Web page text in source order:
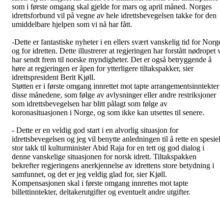
som i første omgang skal gjelde for mars og april måned. Norges
idrettsforbund vil på vegne av hele idrettsbevegelsen takke for den
umiddelbare hjelpen som vi nå har fått.
-Dette er fantastiske nyheter i en ellers svært vanskelig tid for
og for idretten. Dette illustrerer at regjeringen har forstått nødropet
har sendt frem til norske myndigheter. Det er også betryggende å
høre at regjeringen er åpen for ytterligere tiltakspakker, sier
idrettspresident Berit Kjøll.
Støtten er i første omgang innrettet mot tapte
disse månedene, som følge av avlysninger eller andre restriksjoner
som idrettsbevegelsen har blitt pålagt som følge av
koronasituasjonen i Norge, og som ikke kan utsettes til senere.
- Dette er en veldig god start i en alvorlig situasjon for
idrettsbevegelsen og jeg vil benytte anledningen til å rette en
stor takk til kulturminister Abid Raja for en tett og god dialog i
denne vanskelige situasjonen for norsk idrett. Tiltakspakken
bekrefter regjeringens anerkjennelse av idrettens store betydning i
samfunnet, og det er jeg veldig glad for, sier Kjøll.
Kompensasjonen skal i første omgang innrettes mot tapte
billettinntekter, deltakerutgifter og eventuelt andre utgifter.